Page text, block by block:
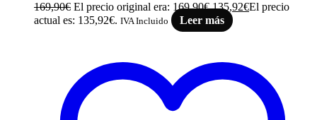
169,90€ El precio original era: 169,90€.135,92€El precio
actual es: 135,92€. IVA Incluido Leer más